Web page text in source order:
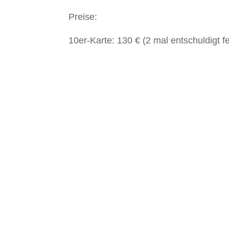
Preise:
10er-Karte: 130 € (2 mal entschuldigt